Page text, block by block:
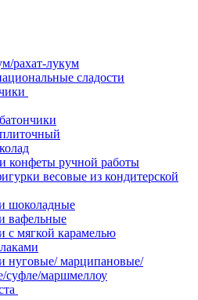
рахат-лукум
сладости
конфеты ручной работы
весовые из кондитерской
шоколадные
вафельные
с мягкой карамелью
нуговые/ марципановые/
суфле/маршмеллоу